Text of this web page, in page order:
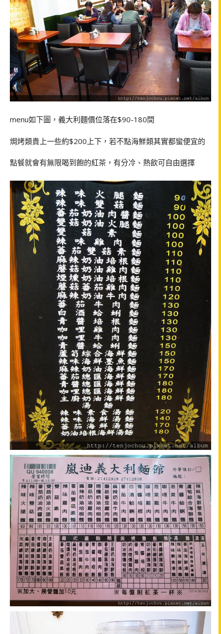
menu如下圖，義大利麵價位落在$90-180間
焗烤類貴上一些約$200上下，若不點海鮮類其實都蠻便宜的
點餐就會有無限喝到飽的紅茶，有分冷、熱飲可自由選擇